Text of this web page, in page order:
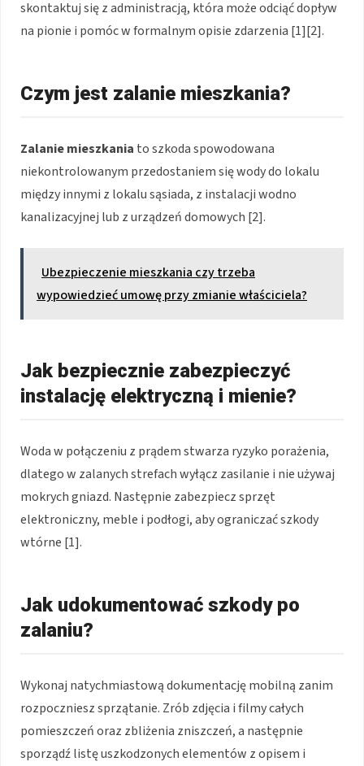
skontaktuj się z administracją, która może odciąć dopływ
na pionie i pomóc w formalnym opisie zdarzenia [1][2].
Czym jest zalanie mieszkania?
Zalanie mieszkania to szkoda spowodowana
niekontrolowanym przedostaniem się wody do lokalu
między innymi z lokalu sąsiada, z instalacji wodno
kanalizacyjnej lub z urządzeń domowych [2].
Ubezpieczenie mieszkania czy trzeba
wypowiedzieć umowę przy zmianie właściciela?
Jak bezpiecznie zabezpieczyć
instalację elektryczną i mienie?
Woda w połączeniu z prądem stwarza ryzyko porażenia,
dlatego w zalanych strefach wyłącz zasilanie i nie używaj
mokrych gniazd. Następnie zabezpiecz sprzęt
elektroniczny, meble i podłogi, aby ograniczać szkody
wtórne [1].
Jak udokumentować szkody po
zalaniu?
Wykonaj natychmiastową dokumentację mobilną zanim
rozpoczniesz sprzątanie. Zrób zdjęcia i filmy całych
pomieszczeń oraz zbliżenia zniszczeń, a następnie
sporządź listę uszkodzonych elementów z opisem i